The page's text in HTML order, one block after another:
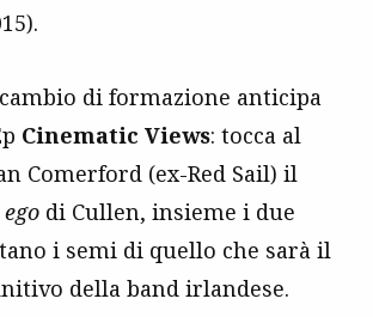
di formazione anticipa
Cinematic Views: tocca al
Comerford (ex-Red Sail) il
di Cullen, insieme i due
i semi di quello che sarà il
della band irlandese.